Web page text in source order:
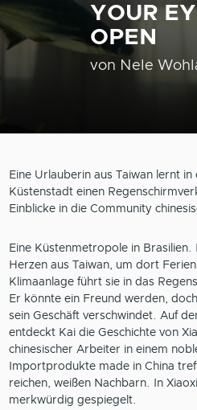
YOUR
OPEN
von Nele
Eine Urlauberin aus Taiwan lernt in
Küstenstadt einen
Einblicke in die Community
Eine Küstenmetropole in
Herzen aus Taiwan, um dort
Klimaanlage führt sie in das
Er könnte ein Freund werden,
sein Geschäft verschwindet. Auf
entdeckt Kai die Geschichte von
chinesischer Arbeiter in einem
Importprodukte made in China
reichen, weißen Nachbarn. In
merkwürdig gespiegelt.